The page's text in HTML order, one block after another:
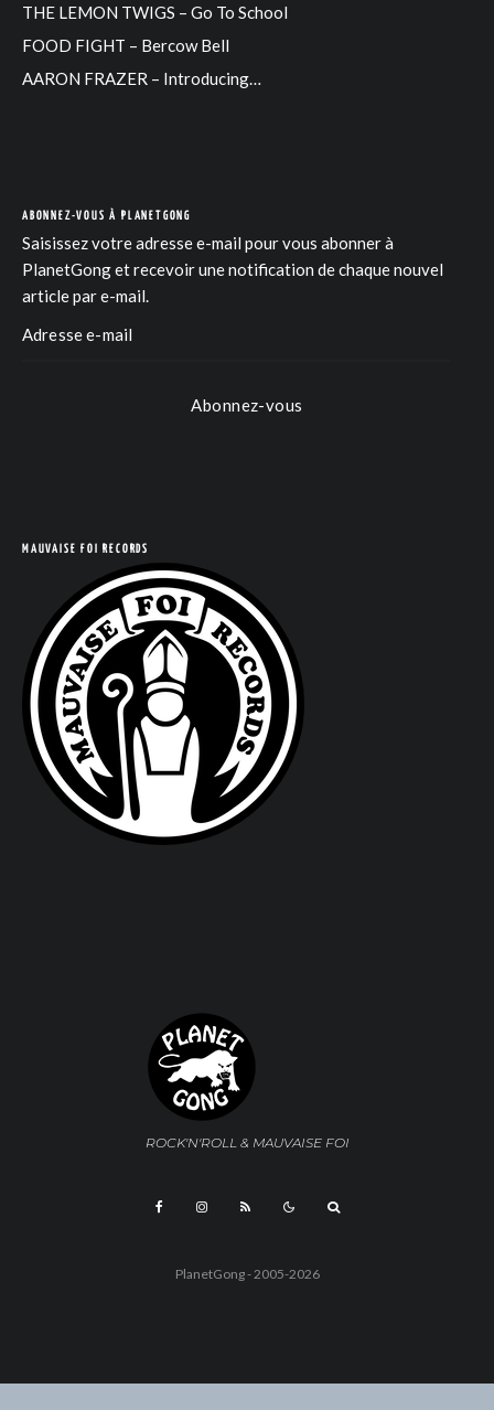
THE LEMON TWIGS – Go To School
FOOD FIGHT – Bercow Bell
AARON FRAZER – Introducing…
ABONNEZ-VOUS À PLANETGONG
Saisissez votre adresse e-mail pour vous abonner à
PlanetGong et recevoir une notification de chaque nouvel
article par e-mail.
Abonnez-vous
MAUVAISE FOI RECORDS
ROCK'N'ROLL & MAUVAISE FOI
PlanetGong - 2005-2026